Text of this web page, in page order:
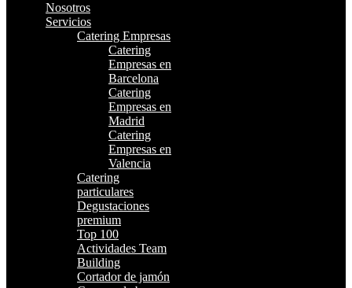
Nosotros
Servicios
Catering Empresas
Catering
Empresas en
Barcelona
Catering
Empresas en
Madrid
Catering
Empresas en
Valencia
Catering
particulares
Degustaciones
premium
Top 100
Actividades Team
Building
Cortador de jamón